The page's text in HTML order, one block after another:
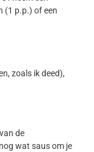
(1 p.p.) of een
zoals ik deed),
de
wat saus om je